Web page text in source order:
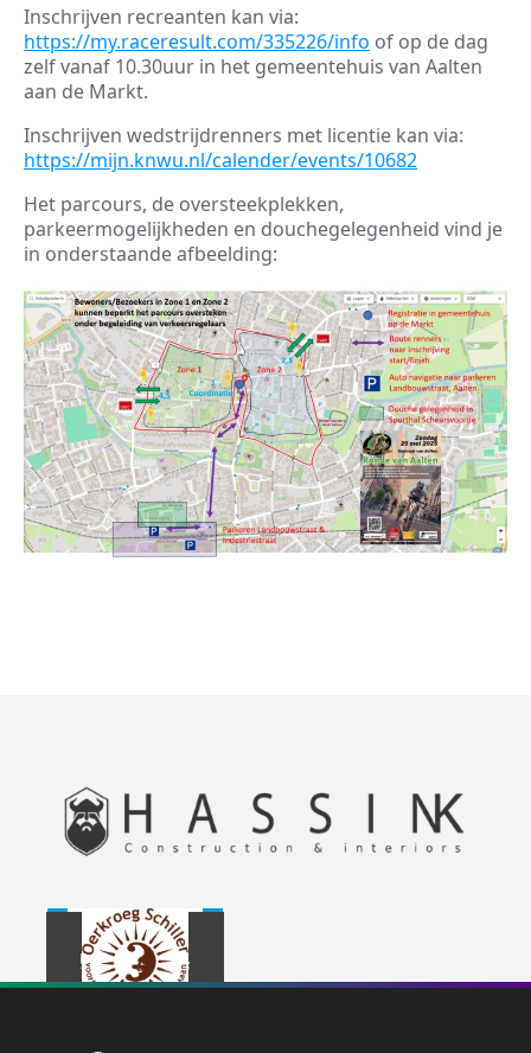
Inschrijven recreanten kan via:
https://my.raceresult.com/335226/info of op de dag
zelf vanaf 10.30uur in het gemeentehuis van Aalten
aan de Markt.
Inschrijven wedstrijdrenners met licentie kan via:
https://mijn.knwu.nl/calender/events/10682
Het parcours, de oversteekplekken,
parkeermogelijkheden en douchegelegenheid vind je
in onderstaande afbeelding: